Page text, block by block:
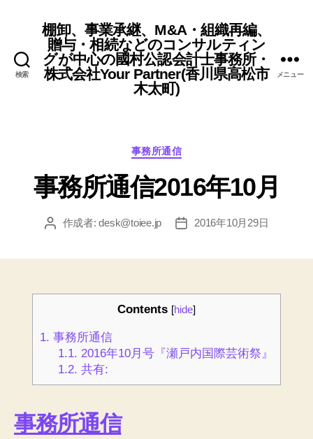
検索
棚卸、事業承継、M&A・組織再編、
贈与・相続などのコンサルティン
グが中心の國村公認会計士事務所・
株式会社Your Partner(香川県高松市
木太町)
メニュー
カ
ゴ
リ
事務所通信
事務所通信2016年10月
投 作成者:desk@toiee.jp
投
2016年10月29日
Contents [hide]
1. 事務所通信
1.1. 2016年10月号『瀬戸内国際芸術祭』
1.2. 共有:
事務所通信